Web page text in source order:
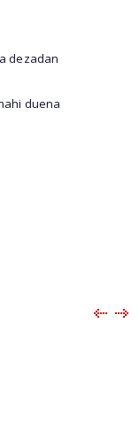
dezadan
duena